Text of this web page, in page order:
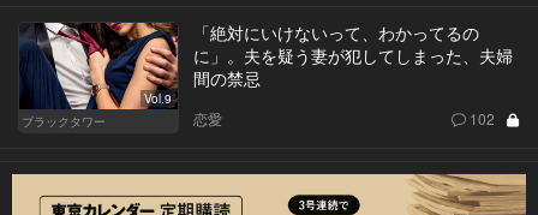
Vol.9
ブラックタワー
「絶対にいけないって、わかってるの
に」。夫を疑う妻が犯してしまった、夫婦
間の禁忌
恋愛 102